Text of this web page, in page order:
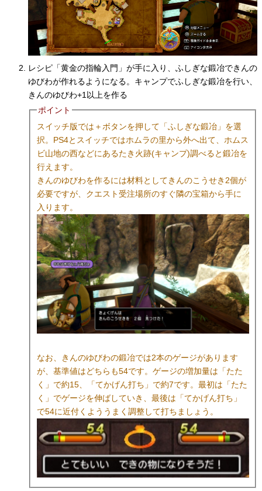
レシピ「黄金の指輪入門」が手に入り、ふしぎな鍛冶できんの
ゆびわが作れるようになる。キャンプでふしぎな鍛冶を行い、
きんのゆびわ+1以上を作る
ポイント
スイッチ版では＋ボタンを押して「ふしぎな鍛冶」を選
択。PS4とスイッチではホムラの里から外へ出て、ホムス
ビ山地の西などにあるたき火跡(キャンプ)調べると鍛冶を
行えます。
きんのゆびわを作るには材料としてきんのこうせき2個が
必要ですが、クエスト受注場所のすぐ隣の宝箱から手に
入ります。
なお、きんのゆびわの鍛冶では2本のゲージがあります
が、基準値はどちらも54です。ゲージの増加量は「たた
く」で約15、「てかげん打ち」で約7です。最初は「たた
く」でゲージを伸ばしていき、最後は「てかげん打ち」
で54に近付くよううまく調整して打ちましょう。